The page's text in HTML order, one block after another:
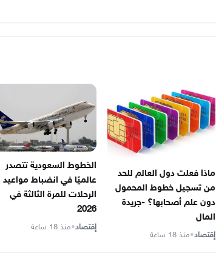
ماذا فعلت دول العالم للحد
من تسجيل خطوط المحمول
دون علم أصحابها؟ -جريدة
المال
إقتصاد•منذ 18 ساعة
الخطوط السعودية تتصدر
عالميًا في انضباط مواعيد
الرحلات للمرة الثالثة في
2026
إقتصاد•منذ 18 ساعة